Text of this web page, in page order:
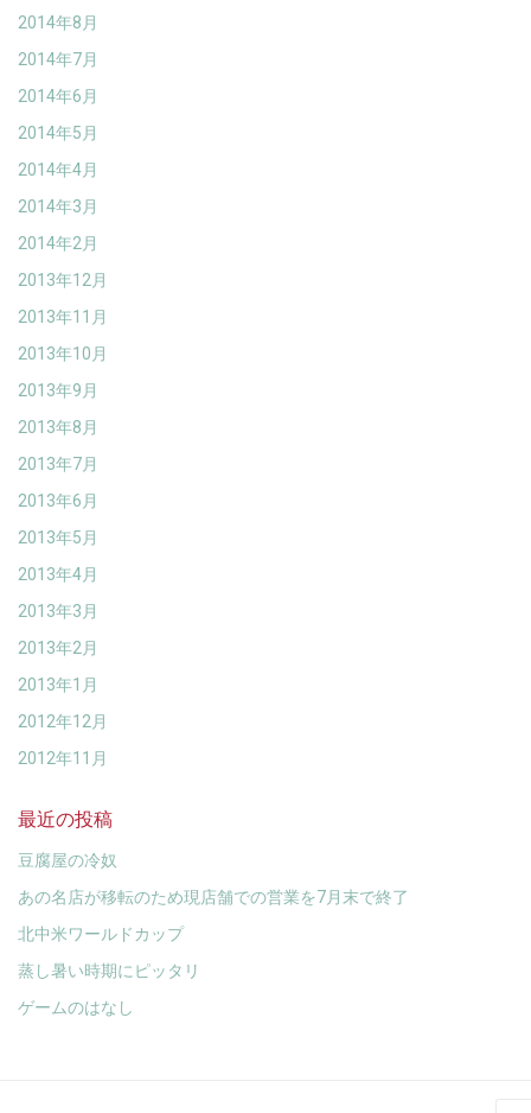
2014年8月
2014年7月
2014年6月
2014年5月
2014年4月
2014年3月
2014年2月
2013年12月
2013年11月
2013年10月
2013年9月
2013年8月
2013年7月
2013年6月
2013年5月
2013年4月
2013年3月
2013年2月
2013年1月
2012年12月
2012年11月
最近の投稿
豆腐屋の冷奴
あの名店が移転のため現店舗での営業を7月末で終了
北中米ワールドカップ
蒸し暑い時期にピッタリ
ゲームのはなし